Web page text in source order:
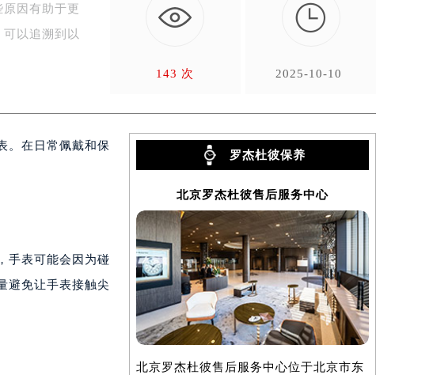
前预约）
原因有助于更
以追溯到以
143 次

2025-10-10
。在日常佩戴和保
手表可能会因为碰
避免让手表接触尖
罗杰杜彼保养
北京罗杰杜彼售后服务中心
北京罗杰杜彼售后服务中心位于北京市东